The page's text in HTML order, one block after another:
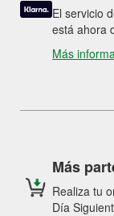
El servicio
está ahora
Más
Más
Realiza tu
Día